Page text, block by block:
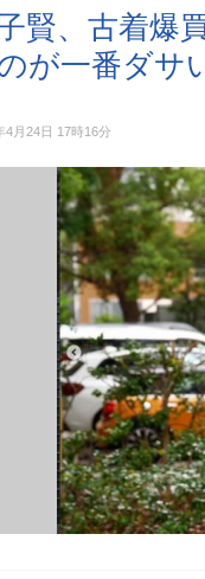
賢、古着爆
が一番ダサ
4月24日 17時16分